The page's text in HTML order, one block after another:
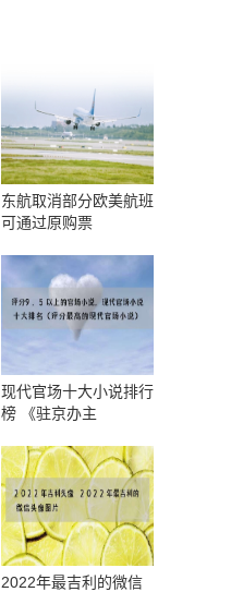
东航取消部分欧美航班
可通过原购票
现代官场十大小说排行
榜 《驻京办主
2022年最吉利的微信